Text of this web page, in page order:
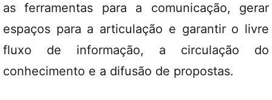
as ferramentas para a comunicação, gerar
espaços para a articulação e garantir o livre
fluxo de informação, a circulação do
conhecimento e a difusão de propostas.